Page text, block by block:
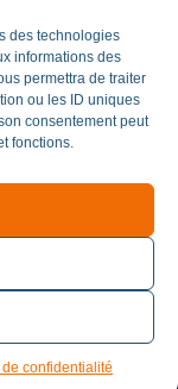
des technologies
informations des
permettra de traiter
ou les ID uniques
consentement peut
fonctions.
confidentialité